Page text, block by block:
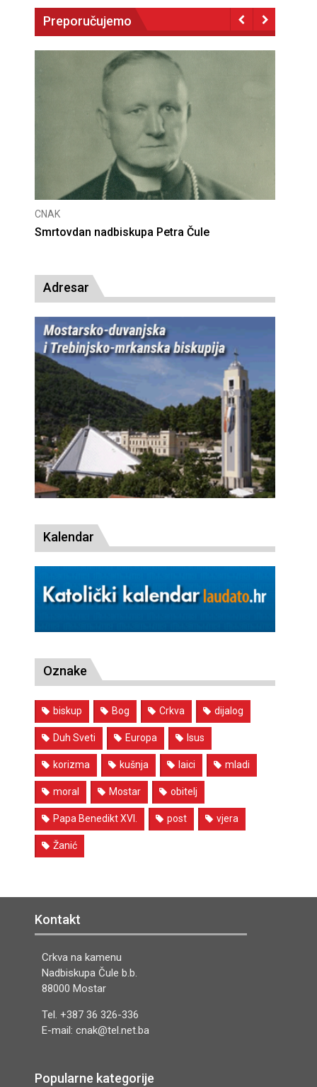
Preporučujemo
CNAK
Smrtovdan nadbiskupa Petra Čule
Adresar
Kalendar
Oznake
biskup Bog Crkva dijalog
Duh Sveti Europa Isus
korizma kušnja laici mladi
moral Mostar obitelj
Papa Benedikt XVI. post vjera
Žanić
Kontakt
Crkva na kamenu
Nadbiskupa Čule b.b.
88000 Mostar
Tel. +387 36 326-336
E-mail: cnak@tel.net.ba
Popularne kategorije